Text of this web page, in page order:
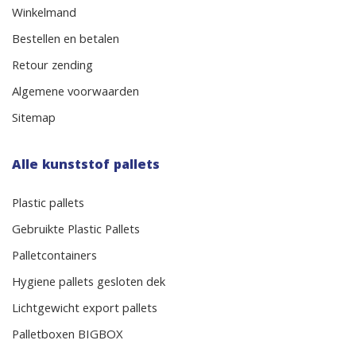
Winkelmand
Bestellen en betalen
Retour zending
Algemene voorwaarden
Sitemap
Alle kunststof pallets
Plastic pallets
Gebruikte Plastic Pallets
Palletcontainers
Hygiene pallets gesloten dek
Lichtgewicht export pallets
Palletboxen BIGBOX